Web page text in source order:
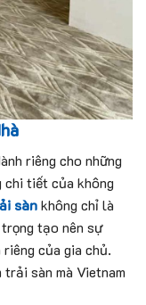
riêng cho những
chi tiết của không
sànkhông chỉ là
tạo nên sự
của gia chủ.
sàn mà Vietnam